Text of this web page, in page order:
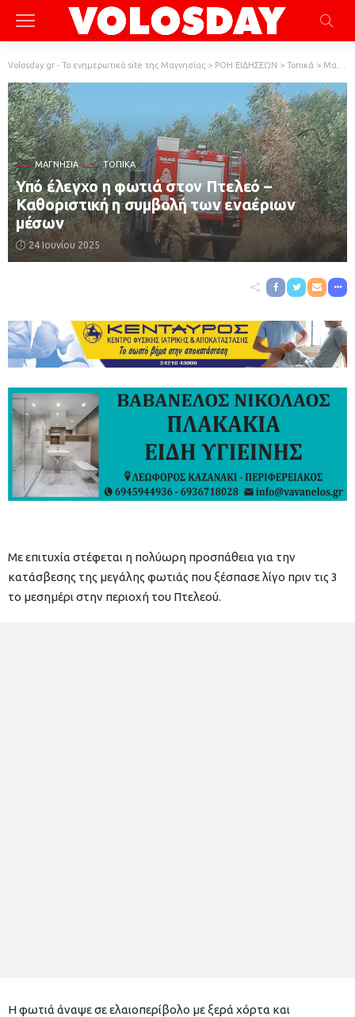
Volosday.gr - Το ενημερωτικό site της Μαγνησίας > ΡΟΗ ΕΙΔΗΣΕΩΝ > Τοπικά > Μαγνησία
ΜΑΓΝΗΣΊΑ ΤΟΠΙΚΆ
Υπό έλεγχο η φωτιά στον Πτελεό –
Καθοριστική η συμβολή των εναέριων
μέσων
24 Ιουνίου 2025
Με επιτυχία στέφεται η πολύωρη προσπάθεια για την
κατάσβεσης της μεγάλης φωτιάς που ξέσπασε λίγο πριν τις 3
το μεσημέρι στην περιοχή του Πτελεού.
Η φωτιά άναψε σε ελαιοπερίβολο με ξερά χόρτα και